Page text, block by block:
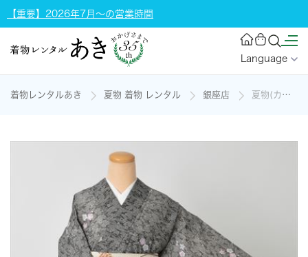
【重要】2026年7月～の営業時間
Language
着物レンタルあき 夏物 着物 レンタル 銀座店 夏物(カジュアル小紋)の着物レンタル